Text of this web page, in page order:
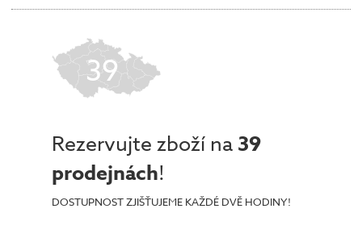
39
Rezervujte zboží na 39
prodejnách!
DOSTUPNOST ZJIŠŤUJEME KAŽDÉ DVĚ HODINY!